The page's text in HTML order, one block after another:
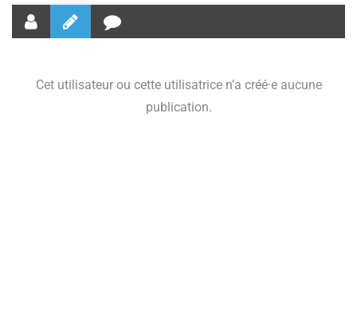
Cet utilisateur ou cette utilisatrice n’a créé·e aucune
publication.